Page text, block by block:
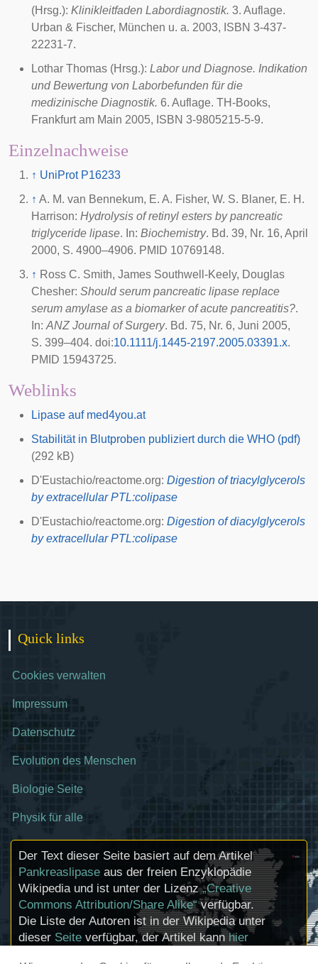
(Hrsg.): Klinikleitfaden Labordiagnostik. 3. Auflage.
Urban & Fischer, München u. a. 2003, ISBN 3-437-
22231-7.
Lothar Thomas (Hrsg.): Labor und Diagnose. Indikation
und Bewertung von Laborbefunden für die
medizinische Diagnostik. 6. Auflage. TH-Books,
Frankfurt am Main 2005, ISBN 3-9805215-5-9.
Einzelnachweise
↑ UniProt P16233
↑ A. M. van Bennekum, E. A. Fisher, W. S. Blaner, E. H.
Harrison: Hydrolysis of retinyl esters by pancreatic
triglyceride lipase. In: Biochemistry. Bd. 39, Nr. 16, April
2000, S. 4900–4906. PMID 10769148.
↑ Ross C. Smith, James Southwell-Keely, Douglas
Chesher: Should serum pancreatic lipase replace
serum amylase as a biomarker of acute pancreatitis?.
In: ANZ Journal of Surgery. Bd. 75, Nr. 6, Juni 2005,
S. 399–404. doi:10.1111/j.1445-2197.2005.03391.x.
PMID 15943725.
Weblinks
Lipase auf med4you.at
Stabilität in Blutproben publiziert durch die WHO (pdf)
(292 kB)
D'Eustachio/reactome.org: Digestion of triacylglycerols
by extracellular PTL:colipase
D'Eustachio/reactome.org: Digestion of diacylglycerols
by extracellular PTL:colipase
Quick links
Cookies verwalten
Impressum
Datenschutz
Evolution des Menschen
Biologie Seite
Physik für alle
Der Text dieser Seite basiert auf dem Artikel
Pankreaslipase aus der freien Enzyklopädie
Wikipedia und ist unter der Lizenz„Creative
Commons Attribution/Share Alike“verfügbar.
Die Liste der Autoren ist in der Wikipedia unter
dieser Seite verfügbar, der Artikel kannhier